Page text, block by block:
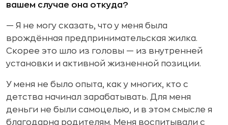
вашем случае она откуда?
— Я не могу сказать, что у меня была
врождённая предпринимательская жилка.
Скорее это шло из головы — из внутренней
установки и активной жизненной позиции.
У меня не было опыта, как у многих, кто с
детства начинал зарабатывать. Для меня
деньги не были самоцелью, и в этом смысле я
благодарна родителям. Меня воспитывали с